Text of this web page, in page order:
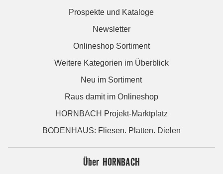
Prospekte und Kataloge
Newsletter
Onlineshop Sortiment
Weitere Kategorien im Überblick
Neu im Sortiment
Raus damit im Onlineshop
HORNBACH Projekt-Marktplatz
BODENHAUS: Fliesen. Platten. Dielen
Über HORNBACH